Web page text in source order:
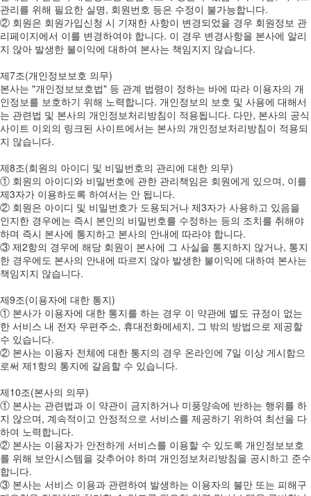
관리를 위해 필요한 실명, 회원번호 등은 수정이 불가능합니다.
② 회원은 회원가입신청 시 기재한 사항이 변경되었을 경우 회원정보 관
리페이지에서 이를 변경하여야 합니다. 이 경우 변경사항을 본사에 알리
지 않아 발생한 불이익에 대하여 본사는 책임지지 않습니다.
제7조(개인정보보호 의무)
본사는 "개인정보보호법" 등 관계 법령이 정하는 바에 따라 이용자의 개
인정보를 보호하기 위해 노력합니다. 개인정보의 보호 및 사용에 대해서
는 관련법 및 본사의 개인정보처리방침이 적용됩니다. 다만, 본사의 공식
사이트 이외의 링크된 사이트에서는 본사의 개인정보처리방침이 적용되
지 않습니다.
제8조(회원의 아이디 및 비밀번호의 관리에 대한 의무)
① 회원의 아이디와 비밀번호에 관한 관리책임은 회원에게 있으며, 이를
제3자가 이용하도록 하여서는 안 됩니다.
② 회원은 아이디 및 비밀번호가 도용되거나 제3자가 사용하고 있음을
인지한 경우에는 즉시 본인의 비밀번호를 수정하는 등의 조치를 취해야
하며 즉시 본사에 통지하고 본사의 안내에 따라야 합니다.
③ 제2항의 경우에 해당 회원이 본사에 그 사실을 통지하지 않거나, 통지
한 경우에도 본사의 안내에 따르지 않아 발생한 불이익에 대하여 본사는
책임지지 않습니다.
제9조(이용자에 대한 통지)
① 본사가 이용자에 대한 통지를 하는 경우 이 약관에 별도 규정이 없는
한 서비스 내 전자 우편주소, 휴대전화메세지, 그 밖의 방법으로 제공할
수 있습니다.
② 본사는 이용자 전체에 대한 통지의 경우 온라인에 7일 이상 게시함으
로써 제1항의 통지에 갈음할 수 있습니다.
제10조(본사의 의무)
① 본사는 관련법과 이 약관이 금지하거나 미풍양속에 반하는 행위를 하
지 않으며, 계속적이고 안정적으로 서비스를 제공하기 위하여 최선을 다
하여 노력합니다.
② 본사는 이용자가 안전하게 서비스를 이용할 수 있도록 개인정보보호
를 위해 보안시스템을 갖추어야 하며 개인정보처리방침을 공시하고 준수
합니다.
③ 본사는 서비스 이용과 관련하여 발생하는 이용자의 불만 또는 피해구